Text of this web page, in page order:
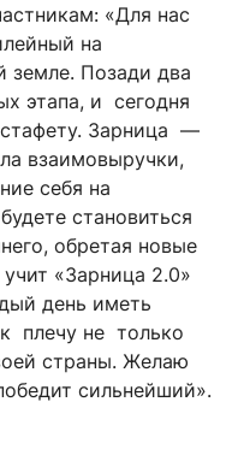
«Для нас
на
земле. Позади два
этапа, и сегодня
Зарница —
взаимовыручки,
себя на
становиться
обретая новые
«Зарница 2.0»
день иметь
плечу не только
страны. Желаю
сильнейший».